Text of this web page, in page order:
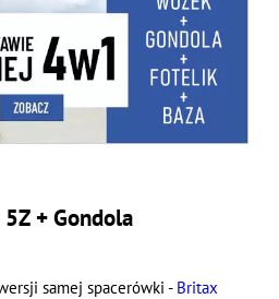
+ Gondola
samej spacerówki - Britax